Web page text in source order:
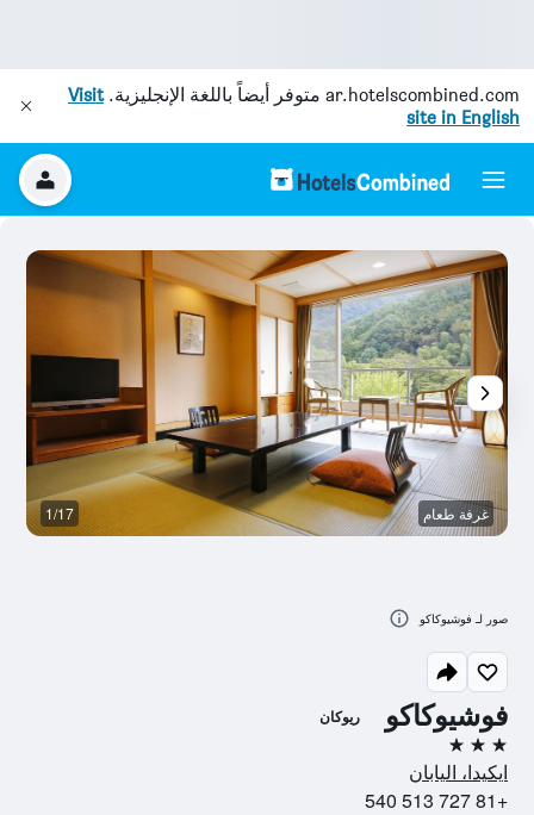
ar.hotelscombined.com متوفر أيضاً باللغة الإنجليزية.Visit
site in English
فوشيوكاكو ريوكان
3 نجوم
ايكيدا، اليابان
+81 727 513 540
غرفة طعام 1/17
صور لـ فوشيوكاكو